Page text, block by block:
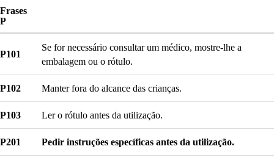
Frases
P
P101
Se for necessário consultar um médico, mostre-lhe a
embalagem ou o rótulo.
P102 Manter fora do alcance das crianças.
P103 Ler o rótulo antes da utilização.
P201 Pedir instruções específicas antes da utilização.